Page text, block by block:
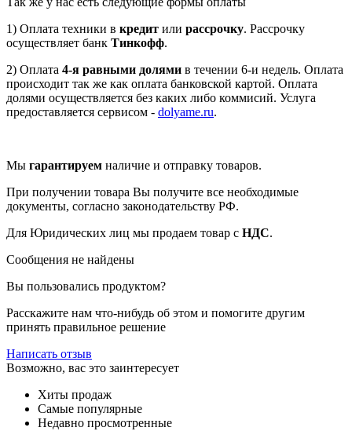
1) Оплата техники в кредит или рассрочку. Рассрочку
осуществляет банк Тинкофф.
2) Оплата 4-я равными долями в течении 6-и недель. Оплата
происходит так же как оплата банковской картой. Оплата
долями осуществляется без каких либо коммисий. Услуга
предоставляется сервисом - dolyame.ru.
Мы гарантируем наличие и отправку товаров.
При получении товара Вы получите все необходимые
документы, согласно законодательству РФ.
Для Юридических лиц мы продаем товар с НДС.
Сообщения не найдены
Вы пользовались продуктом?
Расскажите нам что-нибудь об этом и помогите другим
принять правильное решение
Написать отзыв
Возможно, вас это заинтересует
Хиты продаж
Самые популярные
Недавно просмотренные